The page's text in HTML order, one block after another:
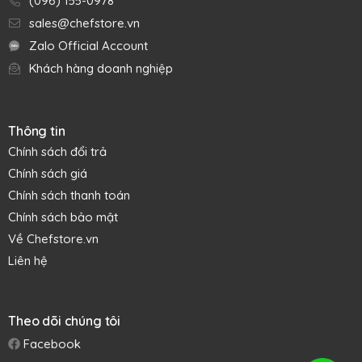
Đặc điểm nổi bật
Nắp đậy thủy tinh kín hơi với miếng đệm cao su và khóa cài
an toàn bằng kim loại có thể tháo rời giúp giữ thực phẩm
tươi ngon hơn.
Thủy tinh dầy, có độ bền cao và an toàn khi cất trữ thực
trơn trượt, thuận tiện trong việc cầm nắm và di chuyển.
sales@chefstore.vn
Zalo Official Account
Khách hàng doanh nghiệp
Thông tin
Chính sách đổi trả
Chính sách giá
Chính sách thanh toán
Chính sách bảo mật
Về Chefstore.vn
Liên hệ
Theo dõi chúng tôi
Facebook